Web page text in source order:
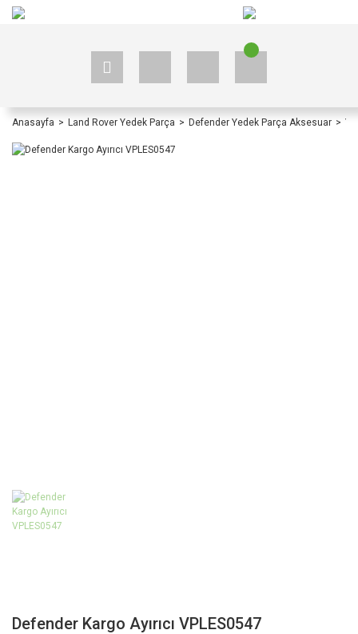
Anasayfa Land Rover Yedek Parça Defender Yedek Parça Aksesuar
Defender Kargo Ayırıcı VPLES0547